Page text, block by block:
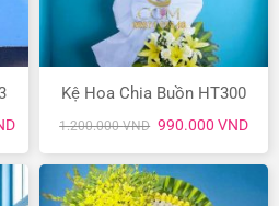
Giá
tại
là:
1.900.000 VND.
Kệ Hoa Chia Buồn HT300
1.200.000VND Giá
là:
1.200.000 VND.
990.000 VNDGiá
tại
là: